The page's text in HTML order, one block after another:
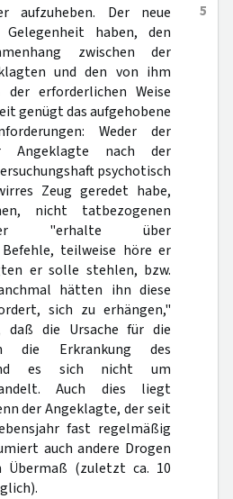
5
aufzuheben. Der neue
haben, den
zwischen der
und den von ihm
erforderlichen Weise
genügt das aufgehobene
Weder der
Angeklagte nach der
psychotisch
Zeug geredet habe,
nicht tatbezogenen
er "erhalte über
teilweise höre er
er solle stehlen, bzw.
hätten ihn diese
sich zu erhängen,"
daß die Ursache für die
die Erkrankung des
es sich nicht um
Auch dies liegt
der Angeklagte, der seit
fast regelmäßig
auch andere Drogen
(zuletzt ca. 10